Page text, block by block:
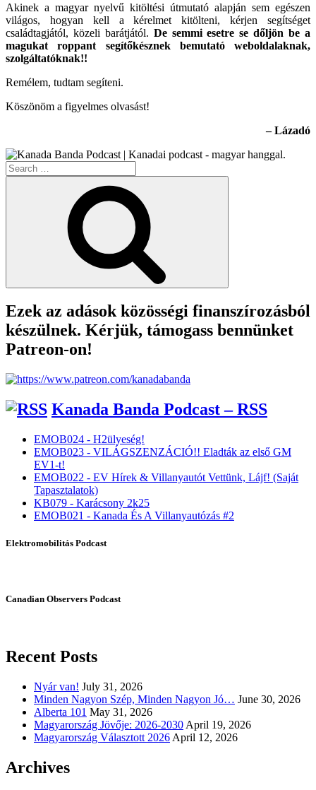
Akinek a magyar nyelvű kitöltési útmutató alapján sem egészen
világos, hogyan kell a kérelmet kitölteni, kérjen segítséget
családtagjától, közeli barátjától. De semmi esetre se dőljön be a
magukat roppant segítőkésznek bemutató weboldalaknak,
szolgáltatóknak!!
Remélem, tudtam segíteni.
Köszönöm a figyelmes olvasást!
– Lázadó
Search
for:
Ezek az adások közösségi finanszírozásból
készülnek. Kérjük, támogass bennünket
Patreon-on!
Kanada Banda Podcast – RSS
EMOB024 - H2ülyeség!
EMOB023 - VILÁGSZENZÁCIÓ!! Eladták az első GM
EV1-t!
EMOB022 - EV Hírek & Villanyautót Vettünk, Lájf! (Saját
Tapasztalatok)
KB079 - Karácsony 2k25
EMOB021 - Kanada És A Villanyautózás #2
Elektromobilitás Podcast
Canadian Observers Podcast
Recent Posts
Nyár van! July 31, 2026
Minden Nagyon Szép, Minden Nagyon Jó… June 30, 2026
Alberta 101 May 31, 2026
Magyarország Jövője: 2026-2030 April 19, 2026
Magyarország Választott 2026 April 12, 2026
Archives